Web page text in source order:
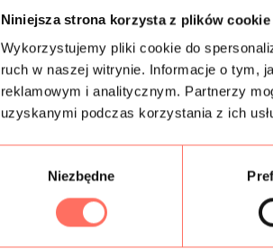
Niniejsza strona korzysta z plików cookie
Wykorzystujemy pliki cookie do
ruch w naszej witrynie. Informacje o tym,
reklamowym i analitycznym. Partnerzy
uzyskanymi podczas korzystania z ich
Niezbędne